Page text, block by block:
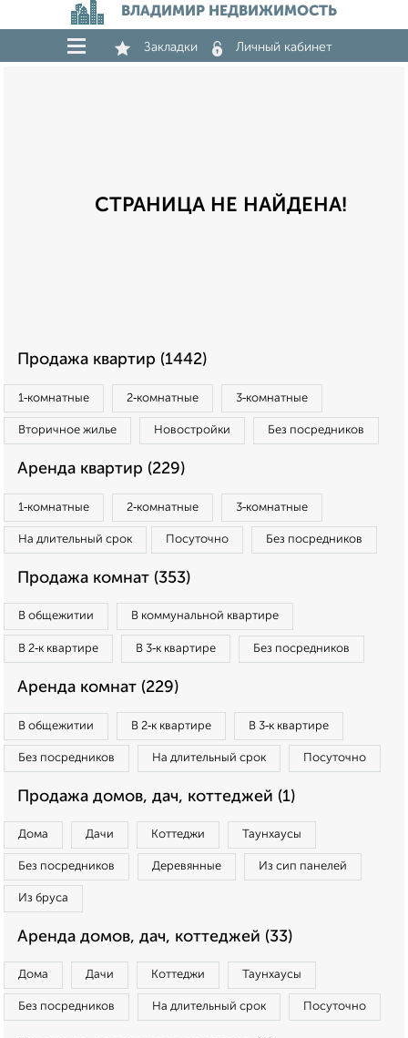
ВЛАДИМИР НЕДВИЖИМОСТЬ
Закладки Личный кабинет
СТРАНИЦА НЕ НАЙДЕНА!
Продажа квартир (1442)
1‑комнатные 2‑комнатные 3‑комнатные
Вторичное жилье Новостройки Без посредников
Аренда квартир (229)
1‑комнатные 2‑комнатные 3‑комнатные
На длительный срок Посуточно Без посредников
Продажа комнат (353)
В общежитии В коммунальной квартире
В 2‑к квартире В 3‑к квартире Без посредников
Аренда комнат (229)
В общежитии В 2‑к квартире В 3‑к квартире
Без посредников На длительный срок Посуточно
Продажа домов, дач, коттеджей (1)
Дома Дачи Коттеджи Таунхаусы
Без посредников Деревянные Из сип панелей
Из бруса
Аренда домов, дач, коттеджей (33)
Дома Дачи Коттеджи Таунхаусы
Без посредников На длительный срок Посуточно